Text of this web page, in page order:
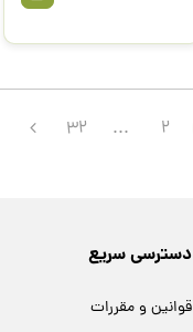
2
...
32
دسترسی سریع
قوانین و مقررات